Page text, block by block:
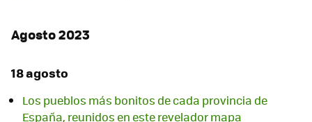
Agosto 2023
18 agosto
Los pueblos más bonitos de cada provincia de
España, reunidos en este revelador mapa